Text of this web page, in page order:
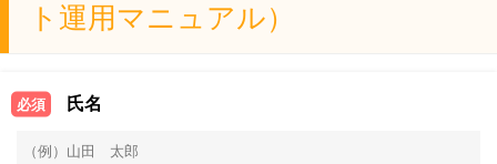
ト運用マニュアル）
氏名
必須